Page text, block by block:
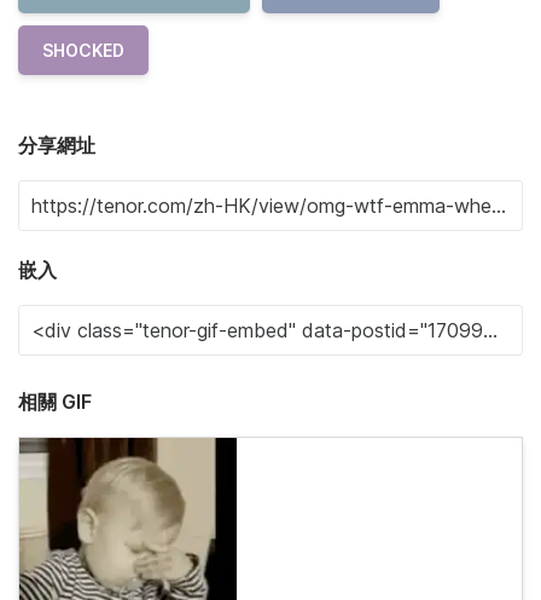
SHOCKED
分享網址
嵌入
相關 GIF